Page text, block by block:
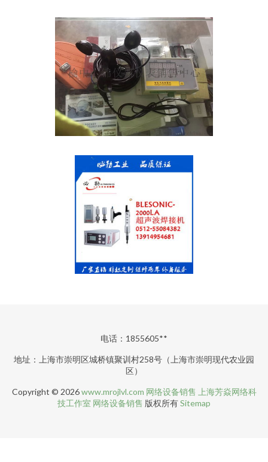
电话：1855605**
地址：上海市崇明区城桥镇聚训村258号（上海市崇明现代农业园
区）
Copyright © 2026www.mrojlvl.com 网络设备销售
上海芳焱网络科
技工作室 网络设备销售 版权所有Sitemap